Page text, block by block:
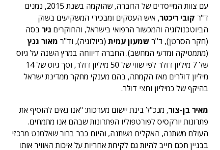
עם צוות המייסדים של החברה, שהוקמה בשנת 2015, נמנים
ד"ר קובי ריכטר, איש העסקים ומבכירי המשקיעים בשוק
הביוטכנולוגיה והמכשור הרפואי בישראל, והחוקרים ניר בסה
(חקר הסרטן), ד"ר שמעון עמית (ביולוגיה), וד"ר מאור גנץ
(מתמטיקה ומדעי המחשב). החברה דיווחה במרץ השנה על גיוס
של 7 מיליון דולר לפי שווי של 50 מיליון דולר, וסך גיוס של 14
מיליון דולרים מאז הקמתה, בהם מענקי מחקר ממדינת ישראל
בהיקף של כמיליון וחצי דולר.
מאיר בן-צור, מנכ"ל בינת יישום מערכות: "אנו גאים להוסיף את
פתרונות יורקסיס לפורטפוליו הפתרונות שבהם אנו מתמחים.
העולם משתנה, האקלים משתנה, והיום כבר ברור שאלמנט מרכזי
בבניין חכם חייב להיות גם לקיחת אחריות על איכות האוויר אותו